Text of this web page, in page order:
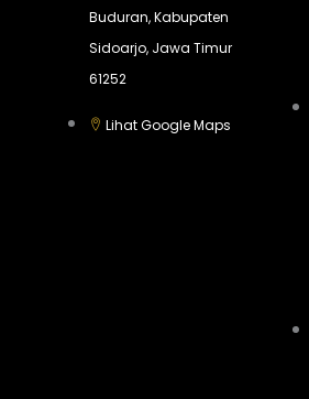
Buduran, Kabupaten
Sidoarjo, Jawa Timur
61252
Lihat Google Maps